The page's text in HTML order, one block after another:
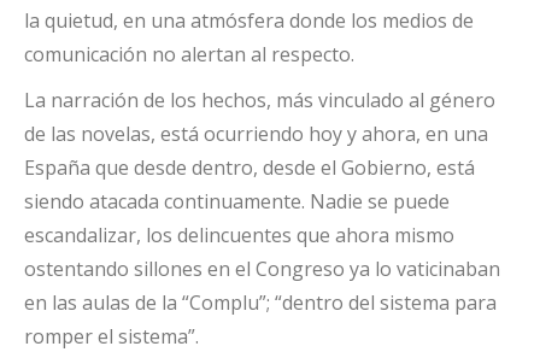
la quietud, en una atmósfera donde los medios de
comunicación no alertan al respecto.
La narración de los hechos, más vinculado al género
de las novelas, está ocurriendo hoy y ahora, en una
España que desde dentro, desde el Gobierno, está
siendo atacada continuamente. Nadie se puede
escandalizar, los delincuentes que ahora mismo
ostentando sillones en el Congreso ya lo vaticinaban
en las aulas de la “Complu”; “dentro del sistema para
romper el sistema”.